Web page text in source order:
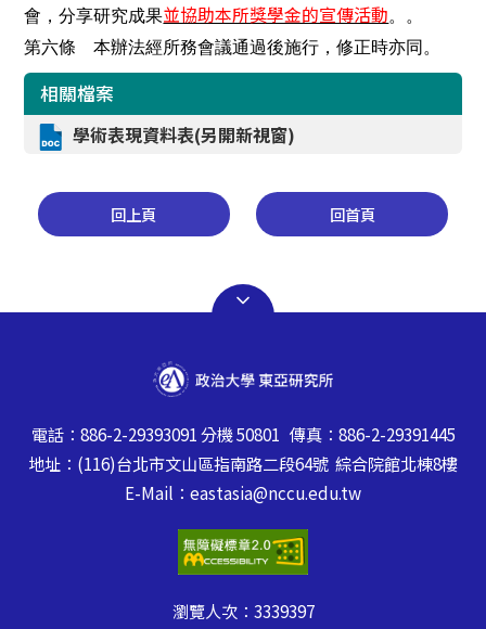
會，分享研究成果並協助本所獎學金的宣傳活動。。
第六條 本辦法經所務會議通過後施行，修正時亦同。
相關檔案
學術表現資料表(另開新視窗)
回上頁 回首頁
電話：886-2-29393091 分機 50801 傳真：886-2-29391445
地址：(116)台北市文山區指南路二段64號 綜合院館北棟8樓
E-Mail：eastasia@nccu.edu.tw
瀏覽人次： 3339397